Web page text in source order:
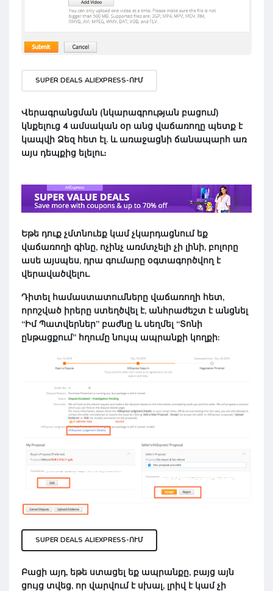
SUPER DEALS ALIEXPRESS-ՈՒՄ
Վերագրանցման (նկարագրության բացում)
կնքելուց 4 ամսական օր անց վաճառողը պետք է
կապվի Ձեզ հետ էլ. և առաջացնի ճանապարհ առ
այս դեպքից ելելու։
Եթե դուք չմտնուեք կամ չկարդացնում եք
վաճառողի գինը, ոչինչ առմտչելի չի լինի, բոլորը
ասե այսպես, դրա գումարը օգտագործվող է
վերավածվելու.
Դիտել համաստատումները վաճառողի հետ,
որոշված իրերը ստեղծվել է, անհրաժեշտ է անցնել
“Իմ Պատվերներ” բաժնը և սեղմել “Տոնի
ընթացքում” հղումը նույպ ապրանքի կողքի:
SUPER DEALS ALIEXPRESS-ՈՒՄ
Բացի այդ, եթե ստացել եք ապրանքը, բայց այն
ցույց տվեց, որ վարվում է սխալ, լրիվ է կամ չի